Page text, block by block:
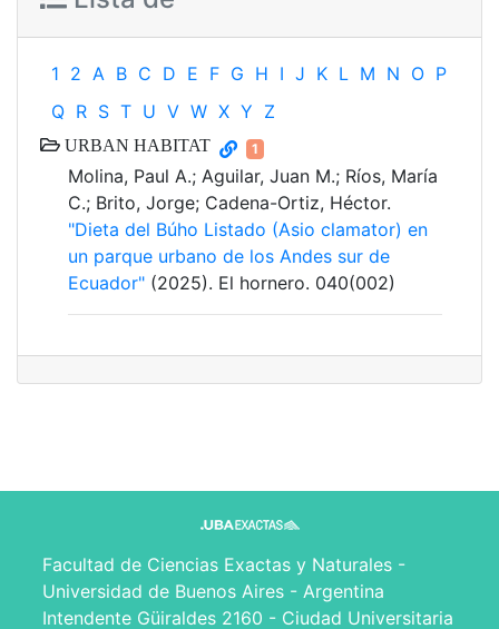
1 2 A B C D E F G H I J K L M N O P
Q R S T U V W X Y Z
URBAN HABITAT 1
Molina, Paul A.; Aguilar, Juan M.; Ríos, María
C.; Brito, Jorge; Cadena-Ortiz, Héctor.
"Dieta del Búho Listado (Asio clamator) en
un parque urbano de los Andes sur de
Ecuador" (2025). El hornero. 040(002)
Facultad de Ciencias Exactas y Naturales -
Universidad de Buenos Aires - Argentina
Intendente Güiraldes 2160 - Ciudad Universitaria